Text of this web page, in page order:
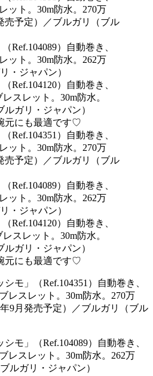
モ」（Ref.104351）自動巻き、
レスレット。30m防水。270万
9月発売予定）／ブルガリ（ブル
モ」（Ref.104089）自動巻き、
レスレット。30m防水。262万
ルガリ・ジャパン）